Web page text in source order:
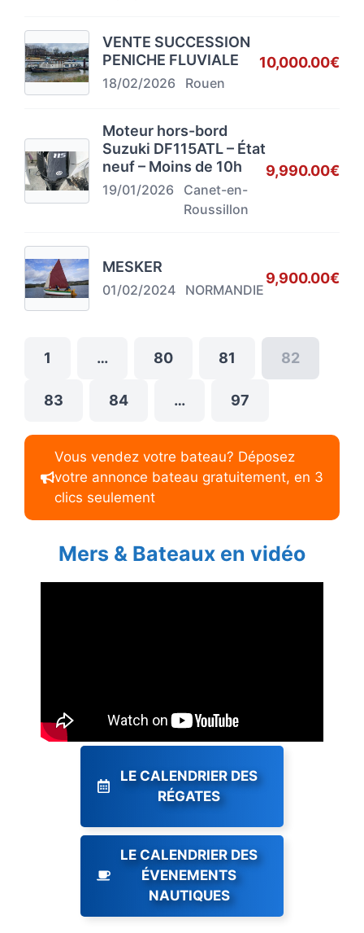
VENTE SUCCESSION
PENICHE FLUVIALE
18/02/2026 Rouen
10,000.00€
Moteur hors-bord
Suzuki DF115ATL – État
neuf – Moins de 10h
19/01/2026
Canet-en-
Roussillon
9,990.00€
MESKER
01/02/2024 NORMANDIE
9,900.00€
1 … 80 81 82
83 84 … 97
Vous vendez votre bateau? Déposez
votre annonce bateau gratuitement, en 3
clics seulement
Mers & Bateaux en vidéo
LE CALENDRIER DES
RÉGATES
LE CALENDRIER DES
ÉVENEMENTS
NAUTIQUES